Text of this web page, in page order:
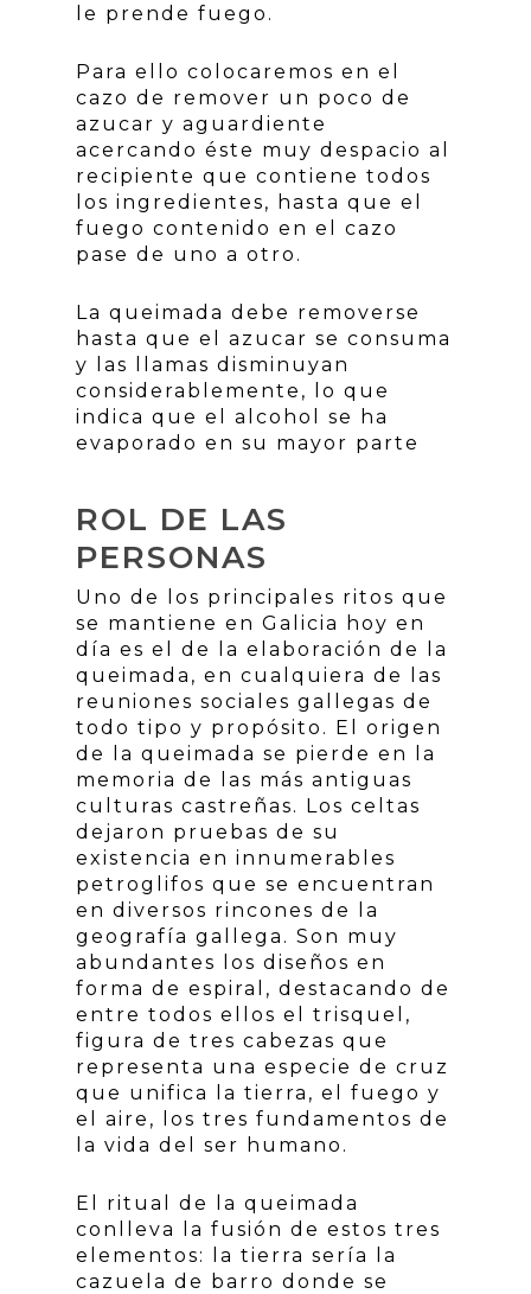
le prende fuego.
Para ello colocaremos en el
cazo de remover un poco de
azucar y aguardiente
acercando éste muy despacio al
recipiente que contiene todos
los ingredientes, hasta que el
fuego contenido en el cazo
pase de uno a otro.
La queimada debe removerse
hasta que el azucar se consuma
y las llamas disminuyan
considerablemente, lo que
indica que el alcohol se ha
evaporado en su mayor parte
ROL DE LAS
PERSONAS
Uno de los principales ritos que
se mantiene en Galicia hoy en
día es el de la elaboración de la
queimada, en cualquiera de las
reuniones sociales gallegas de
todo tipo y propósito. El origen
de la queimada se pierde en la
memoria de las más antiguas
culturas castreñas. Los celtas
dejaron pruebas de su
existencia en innumerables
petroglifos que se encuentran
en diversos rincones de la
geografía gallega. Son muy
abundantes los diseños en
forma de espiral, destacando de
entre todos ellos el trisquel,
figura de tres cabezas que
representa una especie de cruz
que unifica la tierra, el fuego y
el aire, los tres fundamentos de
la vida del ser humano.
El ritual de la queimada
conlleva la fusión de estos tres
elementos: la tierra sería la
cazuela de barro donde se